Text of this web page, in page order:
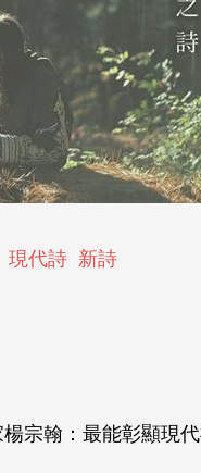
現代詩 新詩
宗翰：最能彰顯現